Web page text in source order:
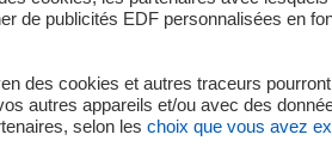
de publicités EDF personnalisées en
des cookies et autres traceurs
autres appareils et/ou avec des
selon les choix que vous avez